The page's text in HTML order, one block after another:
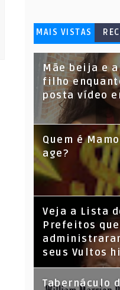
MAIS VISTAS
Mãe beija e
filho
posta vídeo
Quem é
age?
Veja a Lista
Prefeitos
seus Vultos
Tabernáculo